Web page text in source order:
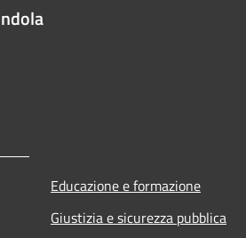
Educazione e formazione
Giustizia e sicurezza pubblica